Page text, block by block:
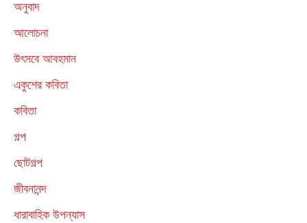
অনুবাদ
আলোচনা
উৎসবে আবহমান
একুশের কবিতা
কবিতা
গল্প
ছোটগল্প
জীবনানন্দ
ধারাবাহিক উপন্যাস